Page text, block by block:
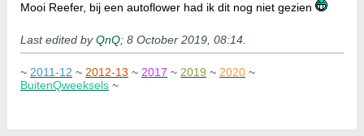
Mooi Reefer, bij een autoflower had ik dit nog niet gezien
Last edited byQnQ; 8 October 2019, 08:14
~ 2011-12 ~ 2012-13 ~ 2017 ~ 2019 ~ 2020 ~
BuitenQweeksels ~